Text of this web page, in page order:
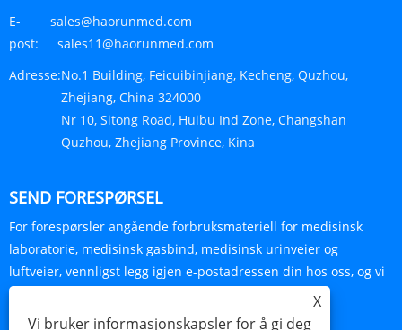
E-
post:
sales@haorunmed.com
sales11@haorunmed.com
Adresse:No.1 Building, Feicuibinjiang, Kecheng, Quzhou,
Zhejiang, China 324000
Nr 10, Sitong Road, Huibu Ind Zone, Changshan
Quzhou, Zhejiang Province, Kina
SEND FORESPØRSEL
For forespørsler angående forbruksmateriell for medisinsk
laboratorie, medisinsk gasbind, medisinsk urinveier og
luftveier, vennligst legg igjen e-postadressen din hos oss, og vi
vil kontakte deg innen 24 timer.
X
Vi bruker informasjonskapsler for å gi deg